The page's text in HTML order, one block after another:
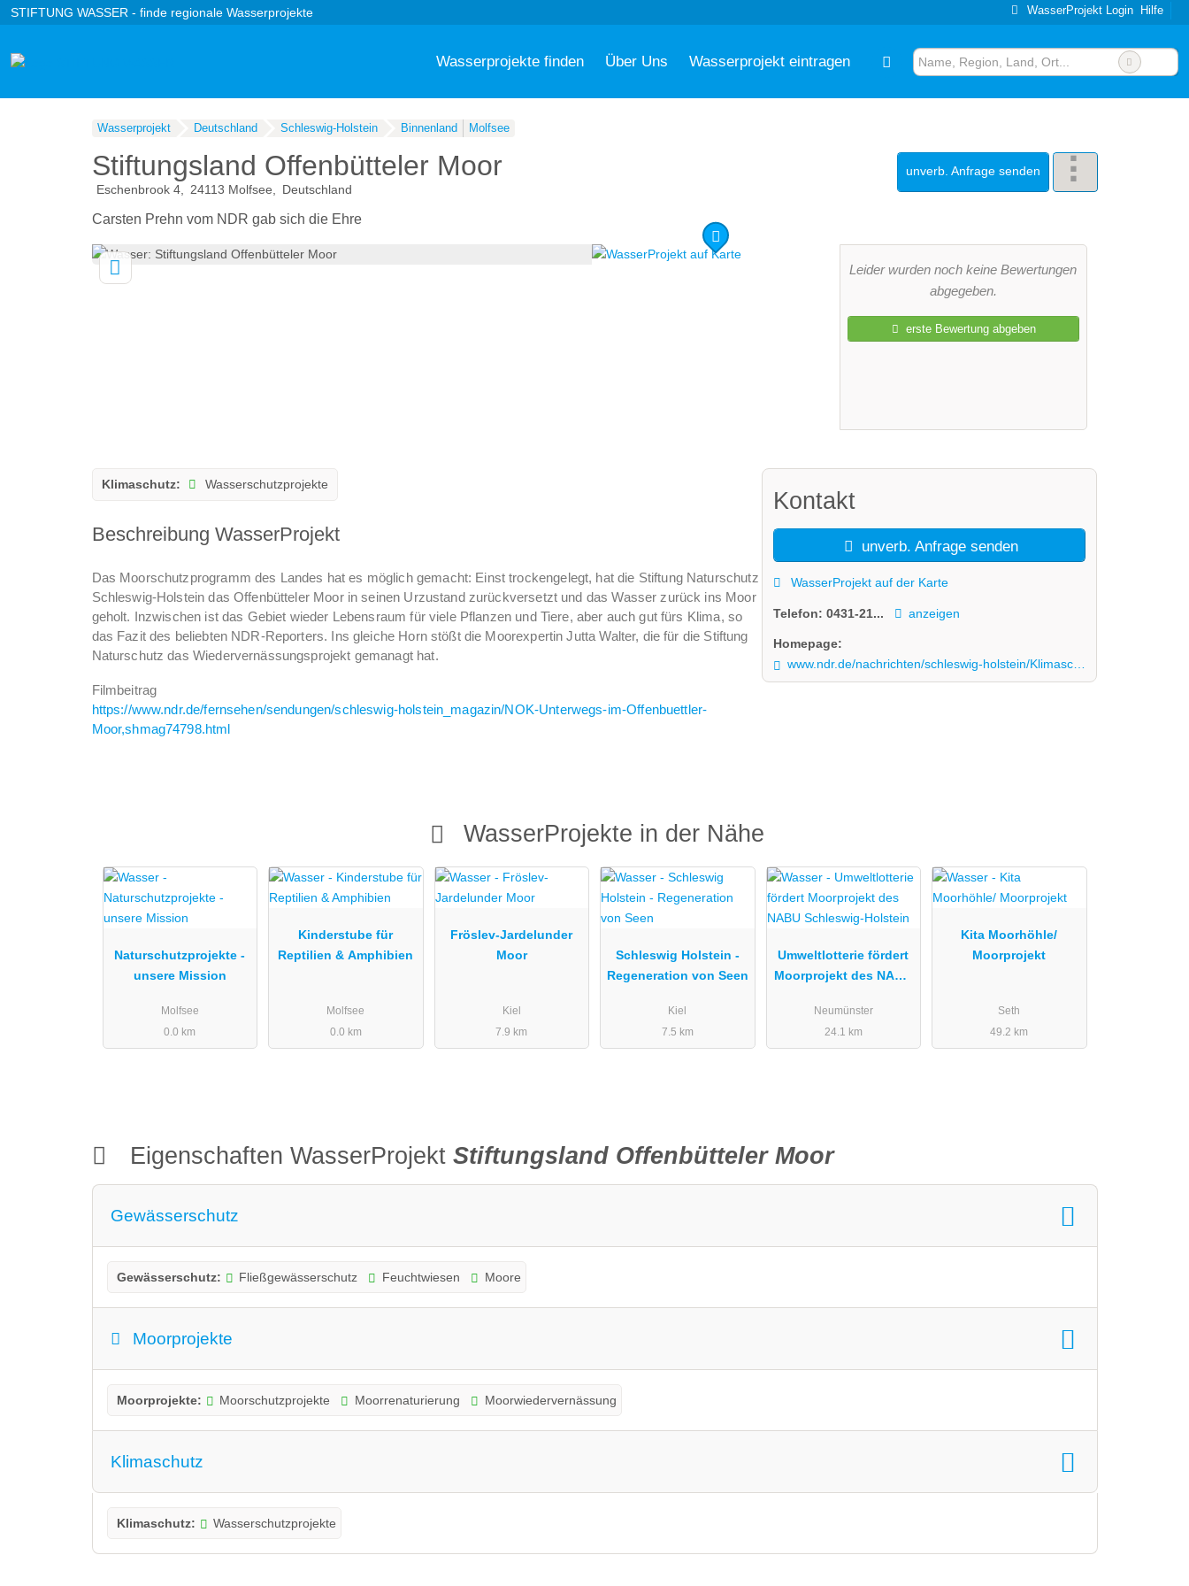
STIFTUNG WASSER - finde regionale Wasserprojekte WasserProjekt Login Hilfe
Wasserprojekte finden Über Uns Wasserprojekt eintragen
Wasserprojekt Deutschland Schleswig-Holstein Binnenland Molfsee
Stiftungsland Offenbütteler Moor
Eschenbrook 4 24113 Molfsee Deutschland
unverb. Anfrage senden
Carsten Prehn vom NDR gab sich die Ehre
Leider wurden noch keine Bewertungen
abgegeben.
erste Bewertung abgeben
Klimaschutz: Wasserschutzprojekte
Beschreibung WasserProjekt
Das Moorschutzprogramm des Landes hat es möglich gemacht: Einst trockengelegt, hat die Stiftung Naturschutz
Schleswig-Holstein das Offenbütteler Moor in seinen Urzustand zurückversetzt und das Wasser zurück ins Moor
geholt. Inzwischen ist das Gebiet wieder Lebensraum für viele Pflanzen und Tiere, aber auch gut fürs Klima, so
das Fazit des beliebten NDR-Reporters. Ins gleiche Horn stößt die Moorexpertin Jutta Walter, die für die Stiftung
Naturschutz das Wiedervernässungsprojekt gemanagt hat.
Filmbeitrag
https://www.ndr.de/fernsehen/sendungen/schleswig-holstein_magazin/NOK-Unterwegs-im-Offenbuettler-
Moor,shmag74798.html
Kontakt
unverb. Anfrage senden
WasserProjekt auf der Karte
Telefon:0431-21... anzeigen
Homepage:
www.ndr.de/nachrichten/schleswig-holstein/Klimaschutz-mit-Torfmoos-Junger-Forscher-aus-SH-innovative-Idee,torfmoos148.html#:~:text=Erster%20Feldversuch%20im%20Kreis%20Dithmarschen&text=Gemeinsam%20mit%20der%20Stiftung%20Naturschutz,anderen%20Hochmooren%20eingesetzt%20zu%20werden.
WasserProjekte in der Nähe
Naturschutzprojekte -
unsere Mission
Molfsee
0.0 km
Kinderstube für
Reptilien & Amphibien
Molfsee
0.0 km
Fröslev-Jardelunder
Moor
Kiel
7.9 km
Schleswig Holstein -
Regeneration von Seen
Kiel
7.5 km
Umweltlotterie fördert
Moorprojekt des NABU
Neumünster
24.1 km
Kita Moorhöhle/
Moorprojekt
Seth
49.2 km
Eigenschaften WasserProjektStiftungsland Offenbütteler Moor
Gewässerschutz
Gewässerschutz: Fließgewässerschutz Feuchtwiesen Moore
Moorprojekte
Moorprojekte: Moorschutzprojekte Moorrenaturierung Moorwiedervernässung
Klimaschutz
Klimaschutz: Wasserschutzprojekte